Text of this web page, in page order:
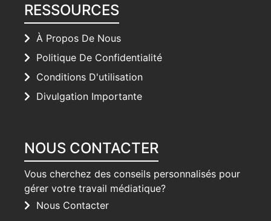
RESSOURCES
À Propos De Nous
Politique De Confidentialité
Conditions D'utilisation
Divulgation Importante
NOUS CONTACTER
Vous cherchez des conseils personnalisés pour
gérer votre travail médiatique?
Nous Contacter